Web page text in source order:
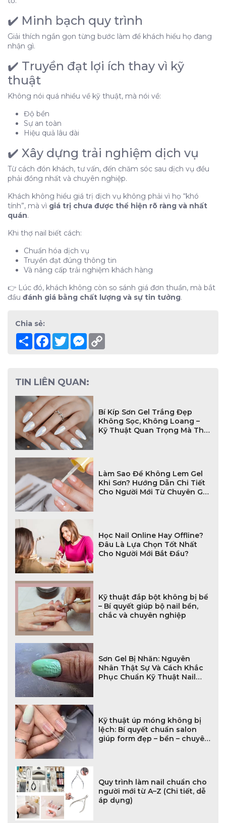
✔️ Minh bạch quy trình
Giải thích ngắn gọn từng bước làm để khách hiểu họ đang
nhận gì.
✔️ Truyền đạt lợi ích thay vì kỹ
thuật
Không nói quá nhiều về kỹ thuật, mà nói về:
Độ bền
Sự an toàn
Hiệu quả lâu dài
✔️ Xây dựng trải nghiệm dịch vụ
Từ cách đón khách, tư vấn, đến chăm sóc sau dịch vụ đều
phải đồng nhất và chuyên nghiệp.
Khách không hiểu giá trị dịch vụ không phải vì họ “khó
tính”, mà vìgiá trị chưa được thể hiện rõ ràng và nhất
quán .
Khi thợ nail biết cách:
Chuẩn hóa dịch vụ
Truyền đạt đúng thông tin
Và nâng cấp trải nghiệm khách hàng
👉 Lúc đó, khách không còn so sánh giá đơn thuần, mà bắt
đầuđánh giá bằng chất lượng và sự tin tưởng.
Chia sẻ:
Share Facebook
TwitterMessenger
TIN LIÊN QUAN:
Bí Kíp Sơn Gel Trắng Đẹp
Không Sọc, Không Loang –
Kỹ Thuật Quan Trọng Mà Thợ
Nail Mới Phải Biết
Làm Sao Để Không Lem Gel
Khi Sơn? Hướng Dẫn Chi Tiết
Cho Người Mới Từ Chuyên Gia
Nail
Học Nail Online Hay Offline?
Đâu Là Lựa Chọn Tốt Nhất
Cho Người Mới Bắt Đầu?
Kỹ thuật đắp bột không bị bể
– Bí quyết giúp bộ nail bền,
chắc và chuyên nghiệp
Sơn Gel Bị Nhăn: Nguyên
Nhân Thật Sự Và Cách Khắc
Phục Chuẩn Kỹ Thuật Nail
Chuyên Nghiệp
Kỹ thuật úp móng không bị
lệch: Bí quyết chuẩn salon
giúp form đẹp – bền – chuyên
nghiệp
Quy trình làm nail chuẩn cho
người mới từ A–Z (Chi tiết, dễ
áp dụng)